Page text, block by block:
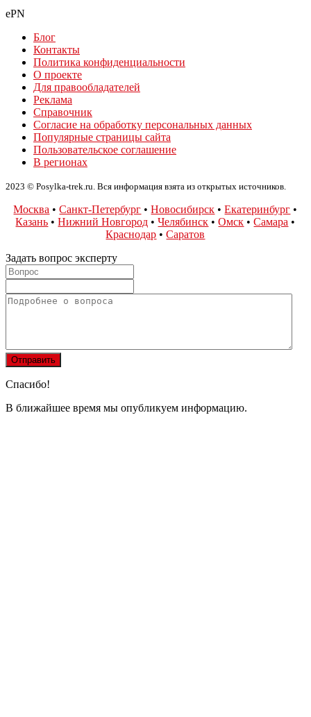
ePN
Блог
Контакты
Политика конфиденциальности
О проекте
Для правообладателей
Реклама
Справочник
Согласие на обработку персональных данных
Популярные страницы сайта
Пользовательское соглашение
В регионах
2023 © Posylka-trek.ru. Вся информация взята из открытых источников.
Москва •Санкт-Петербург •Новосибирск •Екатеринбург •
Казань •Нижний Новгород •Челябинск •Омск •Самара •
Краснодар •Саратов
Задать вопрос эксперту
Спасибо!
В ближайшее время мы опубликуем информацию.